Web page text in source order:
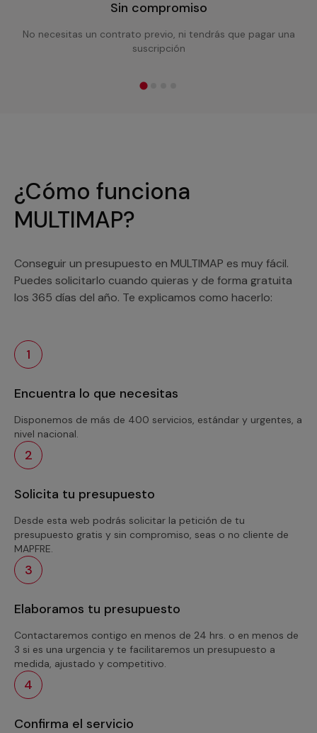
Sin compromiso
No necesitas un contrato previo, ni tendrás que pagar una
suscripción
¿Cómo funciona
MULTIMAP?
Conseguir un presupuesto en MULTIMAP es muy fácil.
Puedes solicitarlo cuando quieras y de forma gratuita
los 365 días del año. Te explicamos como hacerlo:
1
Encuentra lo que necesitas
Disponemos de más de 400 servicios, estándar y urgentes, a
nivel nacional.
2
Solicita tu presupuesto
Desde esta web podrás solicitar la petición de tu
presupuesto gratis y sin compromiso, seas o no cliente de
MAPFRE.
3
Elaboramos tu presupuesto
Contactaremos contigo en menos de 24 hrs. o en menos de
3 si es una urgencia y te facilitaremos un presupuesto a
medida, ajustado y competitivo.
4
Confirma el servicio